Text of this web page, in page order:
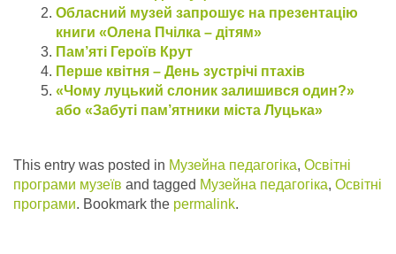
Обласний музей запрошує на презентацію
книги «Олена Пчілка – дітям»
Пам’яті Героїв Крут
Перше квітня – День зустрічі птахів
«Чому луцький слоник залишився один?»
або «Забуті пам’ятники міста Луцька»
This entry was posted in Музейна педагогіка, Освітні
програми музеїв and tagged Музейна педагогіка, Освітні
програми. Bookmark the permalink.